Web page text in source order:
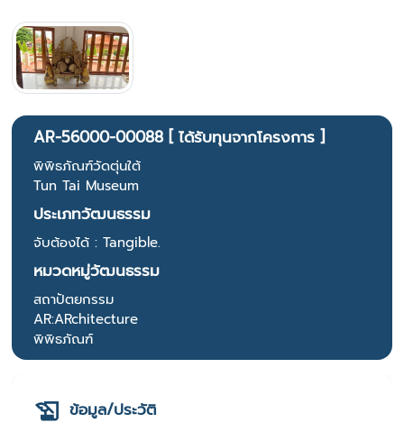
AR-56000-00088 [ ได้รับทุนจากโครงการ ]
พิพิธภัณฑ์วัดตุ่นใต้
Tun Tai Museum
ประเภทวัฒนธรรม
จับต้องได้ : Tangible.
หมวดหมู่วัฒนธรรม
สถาปัตยกรรม
AR:ARchitecture
พิพิธภัณฑ์
ข้อมูล/ประวัติ